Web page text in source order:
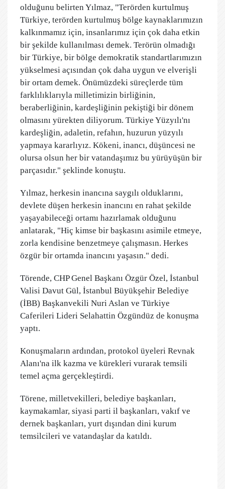
olduğunu belirten Yılmaz, "Terörden kurtulmuş
Türkiye, terörden kurtulmuş bölge kaynaklarımızın
kalkınmamız için, insanlarımız için çok daha etkin
bir şekilde kullanılması demek. Terörün olmadığı
bir Türkiye, bir bölge demokratik standartlarımızın
yükselmesi açısından çok daha uygun ve elverişli
bir ortam demek. Önümüzdeki süreçlerde tüm
farklılıklarıyla milletimizin birliğinin,
beraberliğinin, kardeşliğinin pekiştiği bir dönem
olmasını yürekten diliyorum. Türkiye Yüzyılı'nı
kardeşliğin, adaletin, refahın, huzurun yüzyılı
yapmaya kararlıyız. Kökeni, inancı, düşüncesi ne
olursa olsun her bir vatandaşımız bu yürüyüşün bir
parçasıdır." şeklinde konuştu.
Yılmaz, herkesin inancına saygılı olduklarını,
devlete düşen herkesin inancını en rahat şekilde
yaşayabileceği ortamı hazırlamak olduğunu
anlatarak, "Hiç kimse bir başkasını asimile etmeye,
zorla kendisine benzetmeye çalışmasın. Herkes
özgür bir ortamda inancını yaşasın." dedi.
Törende, CHP Genel Başkanı Özgür Özel, İstanbul
Valisi Davut Gül, İstanbul Büyükşehir Belediye
(İBB) Başkanvekili Nuri Aslan ve Türkiye
Caferileri Lideri Selahattin Özgündüz de konuşma
yaptı.
Konuşmaların ardından, protokol üyeleri Revnak
Alanı'na ilk kazma ve kürekleri vurarak temsili
temel açma gerçekleştirdi.
Törene, milletvekilleri, belediye başkanları,
kaymakamlar, siyasi parti il başkanları, vakıf ve
dernek başkanları, yurt dışından dini kurum
temsilcileri ve vatandaşlar da katıldı.